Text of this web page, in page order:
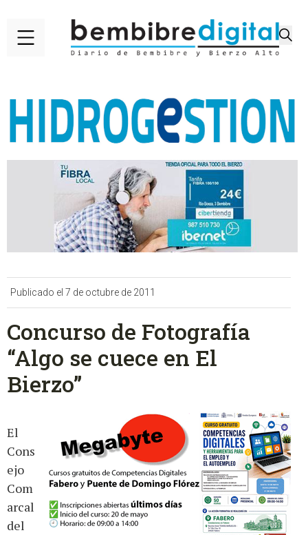
Publicado el 7 de octubre de 2011
Concurso de Fotografía
“Algo se cuece en El
Bierzo”
El
Cons
ejo
Com
arcal
del